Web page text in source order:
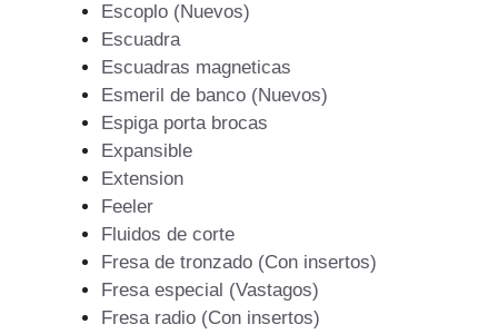
Escoplo (Nuevos)
Escuadra
Escuadras magneticas
Esmeril de banco (Nuevos)
Espiga porta brocas
Expansible
Extension
Feeler
Fluidos de corte
Fresa de tronzado (Con insertos)
Fresa especial (Vastagos)
Fresa radio (Con insertos)